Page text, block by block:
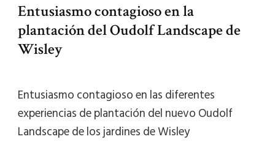
Entusiasmo contagioso en la
plantación del Oudolf Landscape de
Wisley
Entusiasmo contagioso en las diferentes
experiencias de plantación del nuevo Oudolf
Landscape de los jardines de Wisley